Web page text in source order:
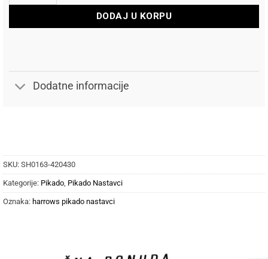
DODAJ U KORPU
Dodatne informacije
SKU: SH0163-420430
Kategorije: Pikado Pikado Nastavci
Oznaka: harrows pikado nastavci